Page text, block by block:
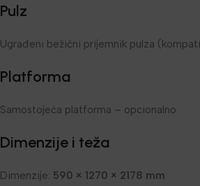
Pulz
Ugrađeni bežični prijemnik pulza
Platforma
Samostojeća platforma – opcionalno
Dimenzije i teža
Dimenzije: 590 × 1270 × 2178 mm